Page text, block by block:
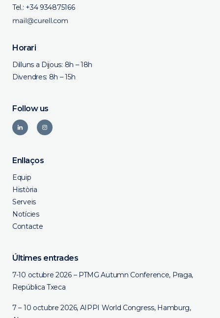
Tel.: +34 934875166
Horari
Dilluns a Dijous: 8h – 18h
Divendres: 8h – 15h
Follow us
Enllaços
Equip
Història
Serveis
Notícies
Contacte
Últimes entrades
7-10 octubre 2026 – PTMG Autumn Conference, Praga,
República Txeca
7 – 10 octubre 2026, AIPPI World Congress, Hamburg,